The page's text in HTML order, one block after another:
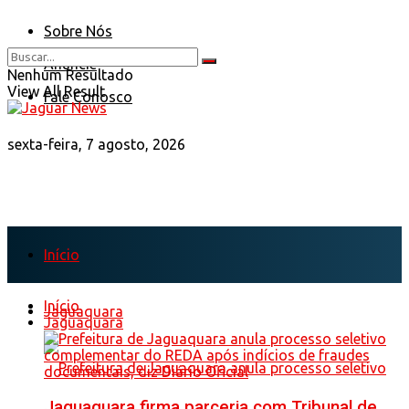
Sobre Nós
Anuncie
Fale Conosco
sexta-feira, 7 agosto, 2026
Nenhum Resultado
View All Result
Início
Jaguaquara
Início
Jaguaquara